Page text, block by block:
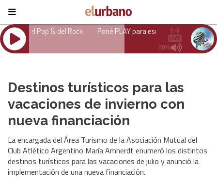
Destinos turísticos para las
vacaciones de invierno con
nueva financiación
La encargada del Área Turismo de la Asociación Mutual del
Club Atlético Argentino María Amherdt enumeró los distintos
destinos turísticos para las vacaciones de julio y anunció la
implementación de una nueva financiación.